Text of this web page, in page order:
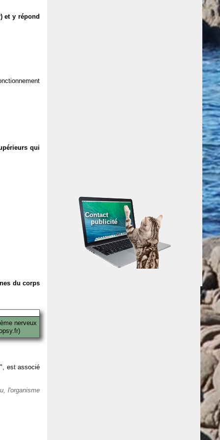
et y répond
qui
du corps
nerveux
est associé
l'organisme
Contact
publicité